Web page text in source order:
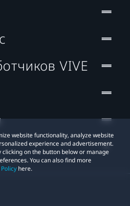
website functionality, analyze website
experience and advertisement.
clicking on the button below or manage
You can also find more
here.
VIVE